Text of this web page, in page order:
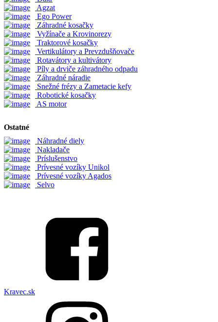
Agzat
Ego Power
Záhradné kosačky
Vyžínače a Krovinorezy
Traktorové kosačky
Vertikulátory a Prevzdušňovače
Rotavátory a kultivátory
Píly a drviče záhradného odpadu
Záhradné náradie
Snežné frézy a Zametacie kefy
Robotické kosačky
AS motor
Ostatné
Náhradné diely
Nakladače
Príslušenstvo
Prívesné vozíky Unikol
Prívesné vozíky Agados
Selvo
Kravec.sk